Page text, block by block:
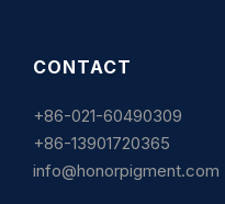
CONTACT
+86-021-60490309
+86-13901720365
info@honorpigment.com